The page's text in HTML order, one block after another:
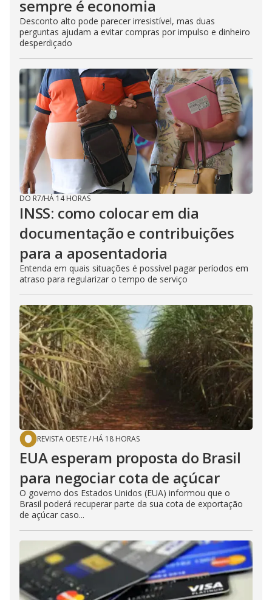
sempre é economia
Desconto alto pode parecer irresistível, mas duas
perguntas ajudam a evitar compras por impulso e dinheiro
desperdiçado
DO R7/HÁ 14 HORAS
INSS: como colocar em dia
documentação e contribuições
para a aposentadoria
Entenda em quais situações é possível pagar períodos em
atraso para regularizar o tempo de serviço
REVISTA OESTE/ HÁ 18 HORAS
EUA esperam proposta do Brasil
para negociar cota de açúcar
O governo dos Estados Unidos (EUA) informou que o
Brasil poderá recuperar parte da sua cota de exportação
de açúcar caso...